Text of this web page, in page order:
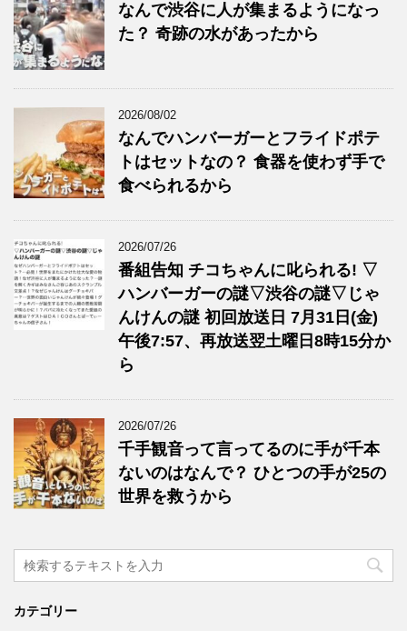
なんで渋谷に人が集まるようになっ
た？ 奇跡の水があったから
2026/08/02
なんでハンバーガーとフライドポテ
トはセットなの？ 食器を使わず手で
食べられるから
2026/07/26
番組告知 チコちゃんに叱られる! ▽
ハンバーガーの謎▽渋谷の謎▽じゃ
んけんの謎 初回放送日 7月31日(金)
午後7:57、再放送翌土曜日8時15分か
ら
2026/07/26
千手観音って言ってるのに手が千本
ないのはなんで？ ひとつの手が25の
世界を救うから
カテゴリー